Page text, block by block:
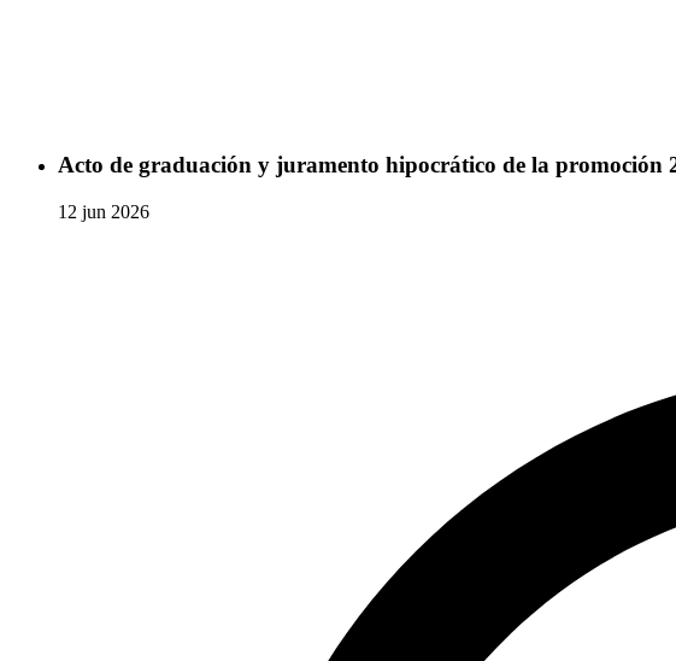
Acto de graduación y juramento hipocrático de la promoción
12 jun 2026